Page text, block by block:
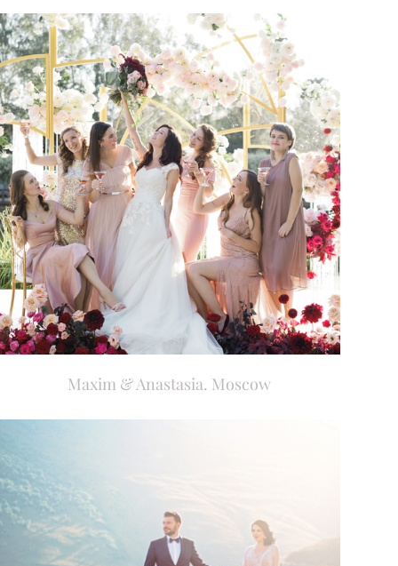
Maxim & Anastasia. Moscow